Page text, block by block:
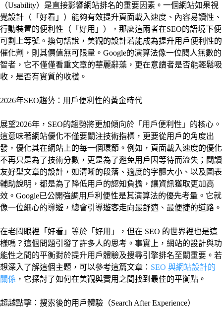
（Usability）是直接影響網站排名的重要因素。一個網站如果視
覺設計（「好看」）能夠有效提升頁面載入速度、內容易讀性、
行動裝置的便利性（「好用」），那麼這兩者在SEO的語境下便
可劃上等號。換句話說，美觀的設計若能成為提升用戶便利性的
催化劑，則其價值無可限量。Google的演算法像一位閱人無數的
智者，它不僅僅看重文章的華麗辭藻，更在意讀者是否能輕鬆吸
收，是否有實質的收穫。
2026年SEO趨勢：用戶便利性的黃金時代
展望2026年，SEO的趨勢將更加傾向於「用戶便利性」的核心。
這意味著網站優化不僅要關注技術指標，更要從用戶的角度出
發，優化其在網站上的每一個環節。例如，頁面載入速度的優化
不再只是為了技術分數，更是為了避免用戶因等待而流失；閱讀
友好型文章的設計，如清晰的段落、適度的字體大小、以及圖表
輔助說明，都是為了降低用戶的認知負擔，讓資訊獲取更加高
效。Google已公開強調用戶利便性是其演算法的優先考量。它就
像一位細心的導遊，總會引導遊客走向最舒適、最便捷的道路。
在老闆眼裡「好看」等於「好用」，但在 SEO 的世界裡也是這
樣嗎？這個問題引發了許多人的思考。事實上，網站的設計與功
能性之間的平衡對於提升用戶體驗及搜尋引擎排名至關重要。若
想深入了解這個主題，可以參考這篇文章： SEO 與網站設計的
關係 ，它探討了如何在美觀與實用之間找到最佳的平衡點。
超越點擊：搜索後的用戶體驗（Search After Experience）